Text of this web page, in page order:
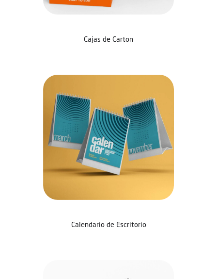
Cajas de Carton
Calendario de Escritorio